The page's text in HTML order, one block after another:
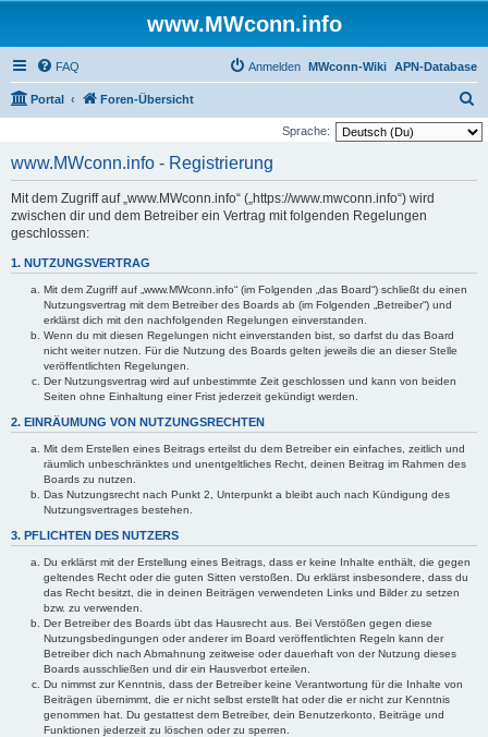
www.MWconn.info
FAQ APN-Database
MWconn-Wiki
Anmelden
Portal Foren-Übersicht
u
Sprache:
www.MWconn.info - Registrierung
Mit dem Zugriff auf „www.MWconn.info“ („https://www.mwconn.info“) wird
zwischen dir und dem Betreiber ein Vertrag mit folgenden Regelungen
geschlossen:
1. NUTZUNGSVERTRAG
Mit dem Zugriff auf „www.MWconn.info“ (im Folgenden „das Board“) schließt du einen
Nutzungsvertrag mit dem Betreiber des Boards ab (im Folgenden „Betreiber“) und
erklärst dich mit den nachfolgenden Regelungen einverstanden.
Wenn du mit diesen Regelungen nicht einverstanden bist, so darfst du das Board
nicht weiter nutzen. Für die Nutzung des Boards gelten jeweils die an dieser Stelle
veröffentlichten Regelungen.
Der Nutzungsvertrag wird auf unbestimmte Zeit geschlossen und kann von beiden
Seiten ohne Einhaltung einer Frist jederzeit gekündigt werden.
2. EINRÄUMUNG VON NUTZUNGSRECHTEN
Mit dem Erstellen eines Beitrags erteilst du dem Betreiber ein einfaches, zeitlich und
räumlich unbeschränktes und unentgeltliches Recht, deinen Beitrag im Rahmen des
Boards zu nutzen.
Das Nutzungsrecht nach Punkt 2, Unterpunkt a bleibt auch nach Kündigung des
Nutzungsvertrages bestehen.
3. PFLICHTEN DES NUTZERS
Du erklärst mit der Erstellung eines Beitrags, dass er keine Inhalte enthält, die gegen
geltendes Recht oder die guten Sitten verstoßen. Du erklärst insbesondere, dass du
das Recht besitzt, die in deinen Beiträgen verwendeten Links und Bilder zu setzen
bzw. zu verwenden.
Der Betreiber des Boards übt das Hausrecht aus. Bei Verstößen gegen diese
Nutzungsbedingungen oder anderer im Board veröffentlichten Regeln kann der
Betreiber dich nach Abmahnung zeitweise oder dauerhaft von der Nutzung dieses
Boards ausschließen und dir ein Hausverbot erteilen.
Du nimmst zur Kenntnis, dass der Betreiber keine Verantwortung für die Inhalte von
Beiträgen übernimmt, die er nicht selbst erstellt hat oder die er nicht zur Kenntnis
genommen hat. Du gestattest dem Betreiber, dein Benutzerkonto, Beiträge und
Funktionen jederzeit zu löschen oder zu sperren.